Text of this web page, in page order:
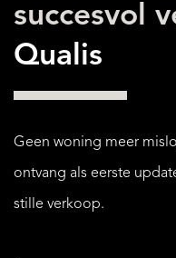
succesvol
Qualis
Geen woning meer
ontvang als eerste
stille verkoop.